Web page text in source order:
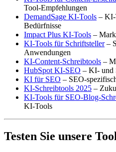
Tool-Empfehlungen
DemandSage KI-Tools – KI-
Bedürfnisse
Impact Plus KI-Tools –
KI-Tools für Schriftsteller–
Anwendungen
KI-Content-Schreibtools –
HubSpot KI-SEO – KI- und
KI für SEO – SEO-
KI-Schreibtools 2025 –
KI-Tools für SEO-Blog-
KI-Tools
Testen Sie unsere